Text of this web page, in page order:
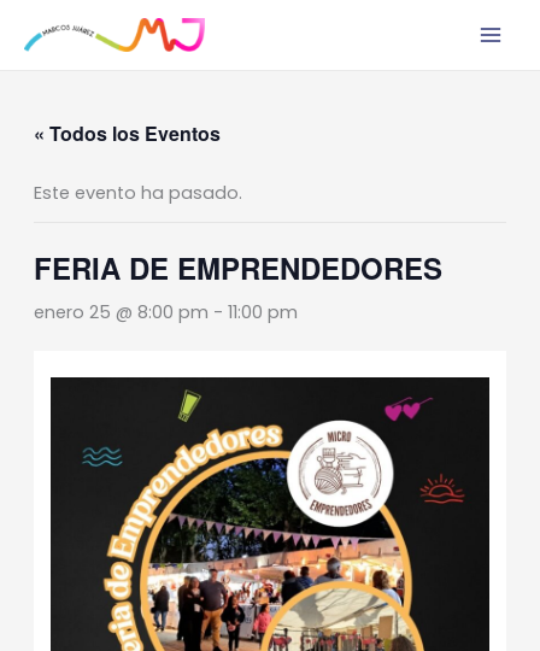
« Todos los Eventos
Este evento ha pasado.
FERIA DE EMPRENDEDORES
enero 25 @ 8:00 pm - 11:00 pm